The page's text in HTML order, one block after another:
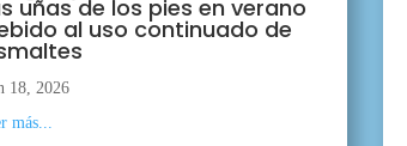
uñas de los pies en verano
al uso continuado de
18, 2026
más...